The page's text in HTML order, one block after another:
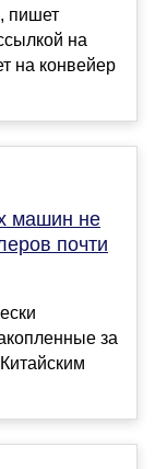
пишет
на
на конвейер
машин не
почти
за